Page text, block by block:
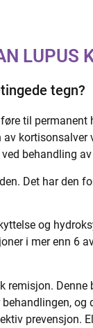
LUPUS
tegn?
til permanent
kortisonsalver
behandling
Det har den
og
i mer enn 6
og
prevensjon.